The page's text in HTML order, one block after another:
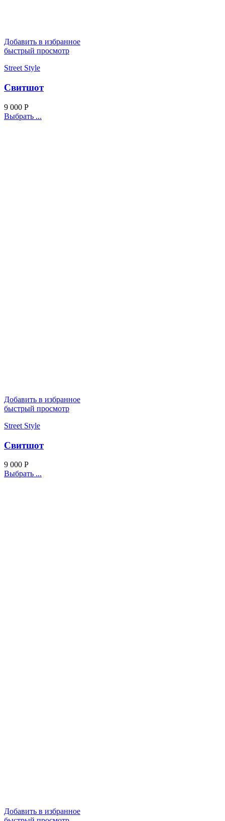
Добавить в избранное
быстрый просмотр
Street Style
Свитшот
9 000 Р
Выбрать ...
Добавить в избранное
быстрый просмотр
Street Style
Свитшот
9 000 Р
Выбрать ...
Добавить в избранное